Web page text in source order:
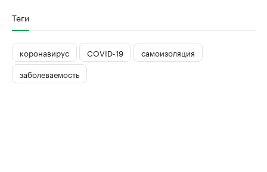
Теги
коронавирус COVID-19
самоизоляция
заболеваемость